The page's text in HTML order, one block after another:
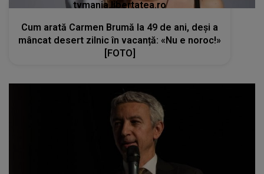
tvmania.libertatea.ro
Cum arată Carmen Brumă la 49 de ani, deși a
mâncat desert zilnic în vacanță: «Nu e noroc!»
[FOTO]